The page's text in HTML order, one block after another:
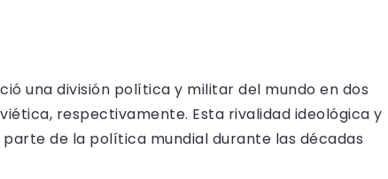
una división política y militar del mundo en dos
respectivamente. Esta rivalidad ideológica y
de la política mundial durante las décadas